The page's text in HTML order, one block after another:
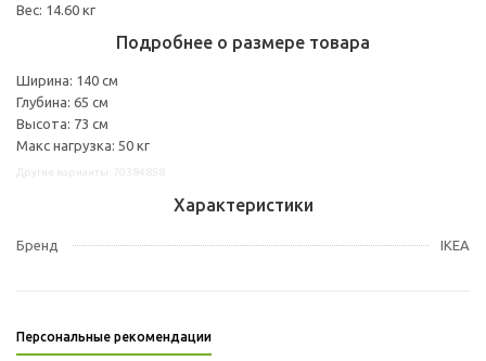
Вес: 14.60 кг
Подробнее о размере товара
Ширина: 140 см
Глубина: 65 см
Высота: 73 см
Макс нагрузка: 50 кг
Характеристики
Бренд IKEA
Персональные рекомендации